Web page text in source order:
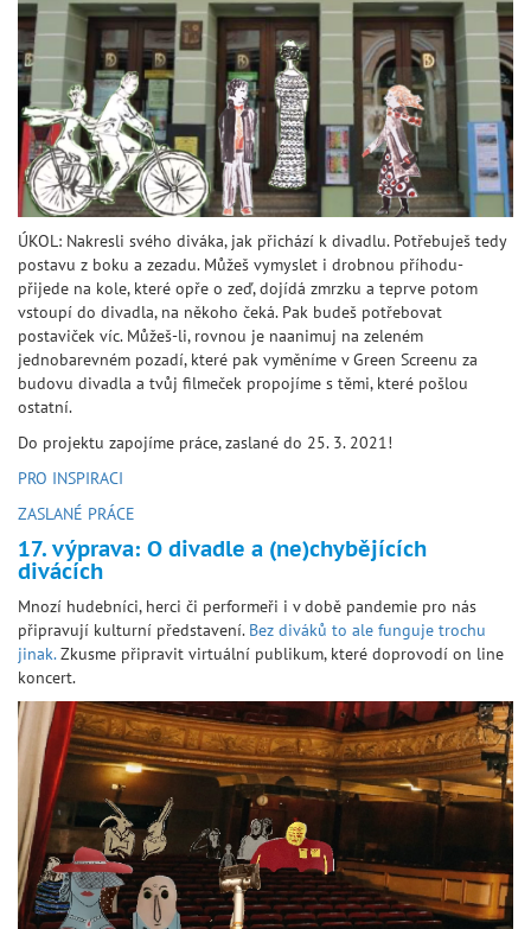
ÚKOL: Nakresli svého diváka, jak přichází k divadlu. Potřebuješ tedy
postavu z boku a zezadu. Můžeš vymyslet i drobnou příhodu-
přijede na kole, které opře o zeď, dojídá zmrzku a teprve potom
vstoupí do divadla, na někoho čeká. Pak budeš potřebovat
postaviček víc. Můžeš-li, rovnou je naanimuj na zeleném
jednobarevném pozadí, které pak vyměníme v Green Screenu za
budovu divadla a tvůj filmeček propojíme s těmi, které pošlou
ostatní.
Do projektu zapojíme práce, zaslané do 25. 3. 2021!
PRO INSPIRACI
ZASLANÉ PRÁCE
17. výprava: O divadle a (ne)chybějících
divácích
Mnozí hudebníci, herci či performeři i v době pandemie pro nás
připravují kulturní představení. Bez diváků to ale funguje trochu
jinak.Zkusme připravit virtuální publikum, které doprovodí on line
koncert.